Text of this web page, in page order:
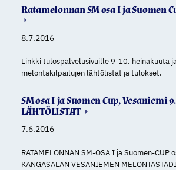
Ratamelonnan SM osa I ja Suomen
8.7.2016
Linkki tulospalvelusivuille 9-10. heinäkuuta
melontakilpailujen lähtölistat ja tulokset.
SM osa I ja Suomen Cup, Vesaniemi 9.
LÄHTÖLISTAT
7.6.2016
RATAMELONNAN SM-OSA I ja Suomen-CUP
KANGASALAN VESANIEMEN